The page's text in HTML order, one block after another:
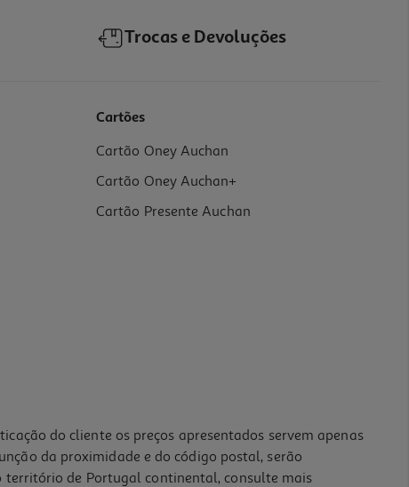
Trocas e Devoluções
Cartões
Cartão Oney Auchan
Cartão Oney Auchan+
Cartão Presente Auchan
do cliente os preços apresentados servem apenas
da proximidade e do código postal, serão
território de Portugal continental, consulte mais